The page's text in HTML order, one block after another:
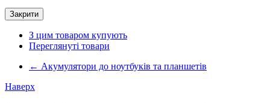
Закрити
З цим товаром купують
Переглянуті товари
← Акумулятори до ноутбуків та планшетів
Наверх